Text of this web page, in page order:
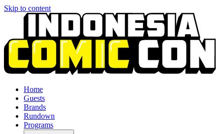
Skip to content
Home
Guests
Brands
Rundown
Programs